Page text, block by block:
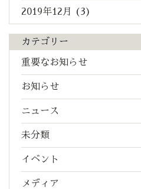
2019年12月 (3)
カテゴリー
重要なお知らせ
お知らせ
ニュース
未分類
イベント
メディア